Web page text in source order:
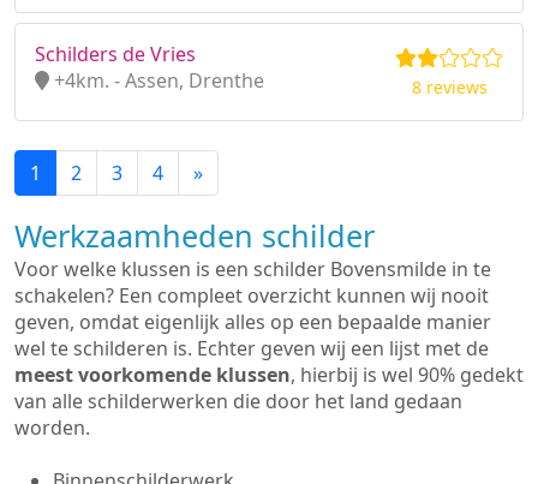
Schilders de Vries
+4km. - Assen, Drenthe
8 reviews
1 2 3 4 »
Werkzaamheden schilder
Voor welke klussen is een schilder Bovensmilde in te
schakelen? Een compleet overzicht kunnen wij nooit
geven, omdat eigenlijk alles op een bepaalde manier
wel te schilderen is. Echter geven wij een lijst met de
meest voorkomende klussen, hierbij is wel 90% gedekt
van alle schilderwerken die door het land gedaan
worden.